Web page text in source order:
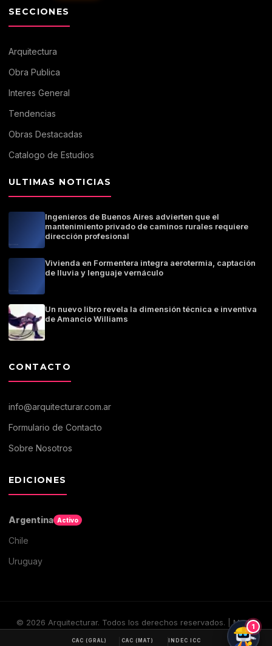
SECCIONES
Arquitectura
Obra Publica
Interes General
Tendencias
Obras Destacadas
Catalogo de Estudios
ULTIMAS NOTICIAS
Ingenieros de Buenos Aires advierten que el
mantenimiento privado de caminos rurales requiere
dirección profesional
Vivienda en Formentera integra aerotermia, captación
de lluvia y lenguaje vernáculo
Un nuevo libro revela la dimensión técnica e inventiva
de Amancio Williams
CONTACTO
info@arquitecturar.com.ar
Formulario de Contacto
Sobre Nosotros
EDICIONES
Argentina Activo
Chile
Uruguay
© 2026 Arquitecturar. Todos los derechos reservados. | Medio
CAC (GRAL) CAC (MAT) INDEC ICC
1